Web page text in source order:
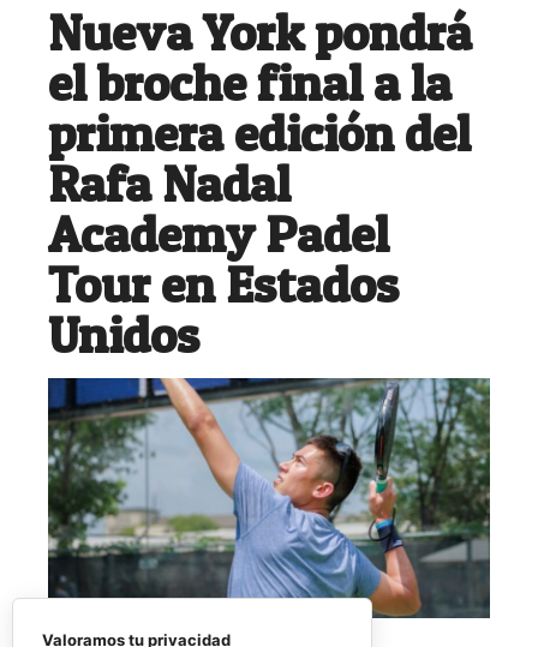
Nueva York pondrá
el broche final a la
primera edición del
Rafa Nadal
Academy Padel
Tour en Estados
Unidos
Valoramos tu privacidad